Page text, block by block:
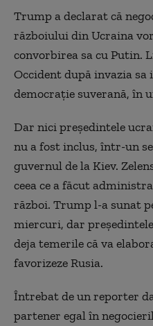
Trump a declarat că
războiului din Ucraina
convorbirea sa cu Putin.
Occident după invazia sa
democraţie suverană, în
Dar nici preşedintele
nu a fost inclus, într-un
guvernul de la Kiev.
ceea ce a făcut
război. Trump l-a sunat
miercuri, dar
deja temerile că va
favorizeze Rusia.
Întrebat de un reporter
partener egal în